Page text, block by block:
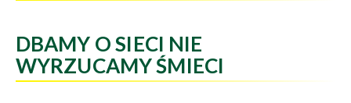
DBAMY O SIECI NIE
WYRZUCAMY ŚMIECI